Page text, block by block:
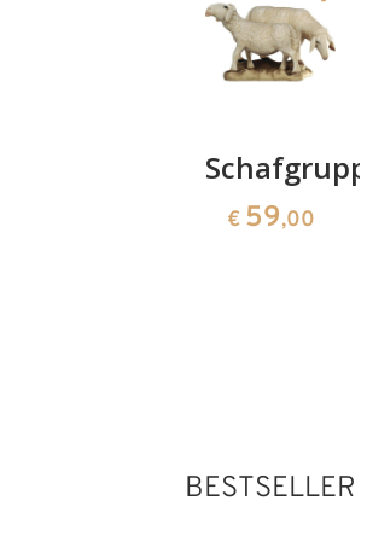
Schafgruppe
€ 59,00
BESTSELLER